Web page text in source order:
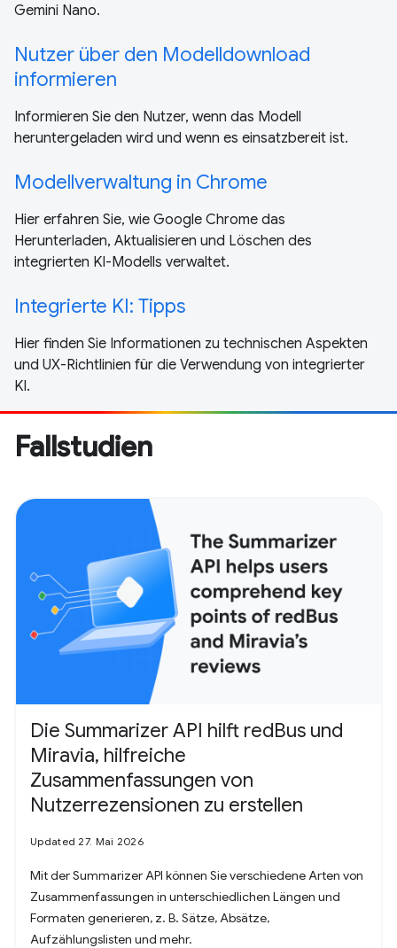
Gemini Nano.
Nutzer über den Modelldownload
informieren
Informieren Sie den Nutzer, wenn das Modell
heruntergeladen wird und wenn es einsatzbereit ist.
Modellverwaltung in Chrome
Hier erfahren Sie, wie Google Chrome das
Herunterladen, Aktualisieren und Löschen des
integrierten KI-Modells verwaltet.
Integrierte KI: Tipps
Hier finden Sie Informationen zu technischen Aspekten
und UX-Richtlinien für die Verwendung von integrierter
KI.
Fallstudien
Die Summarizer API hilft redBus und
Miravia, hilfreiche
Zusammenfassungen von
Nutzerrezensionen zu erstellen
Updated 27. Mai 2026
Mit der Summarizer API können Sie verschiedene Arten von
Zusammenfassungen in unterschiedlichen Längen und
Formaten generieren, z. B. Sätze, Absätze,
Aufzählungslisten und mehr.